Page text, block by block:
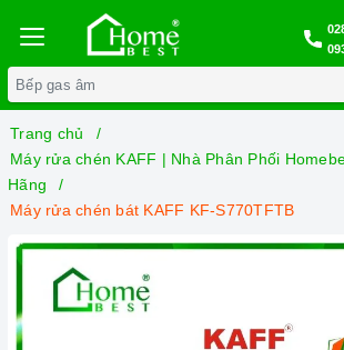
Trang chủ
Máy rửa chén KAFF | Nhà Phân Phối
Hãng
Máy rửa chén bát KAFF KF-S770TFTB